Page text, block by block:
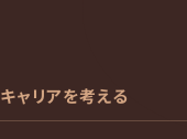
キャリアを考える